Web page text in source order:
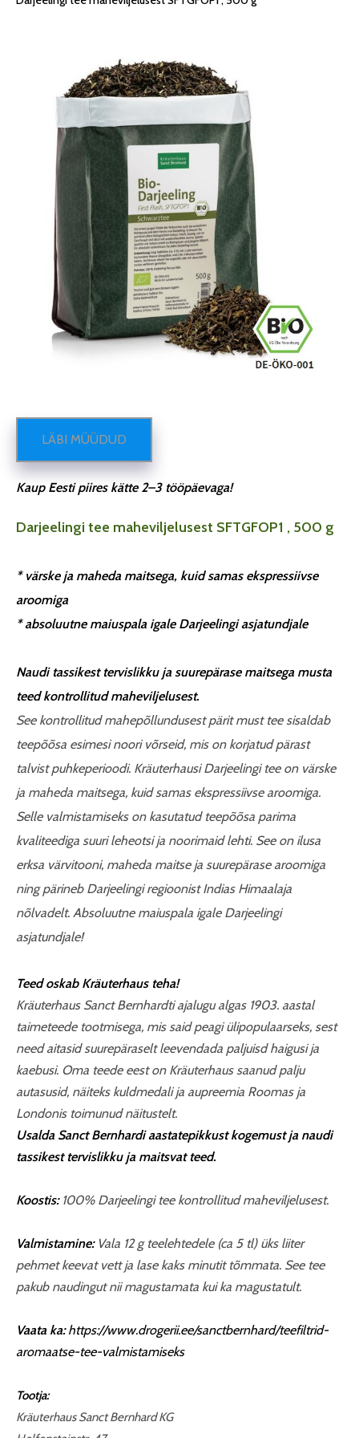
LÄBI MÜÜDUD
Kaup Eesti piires kätte 2–3 tööpäevaga!
Darjeelingi tee maheviljelusest SFTGFOP1 , 500 g
* värske ja maheda maitsega, kuid samas ekspressiivse
aroomiga
* absoluutne maiuspala igale Darjeelingi asjatundjale
Naudi tassikest tervislikku ja suurepärase maitsega musta
teed kontrollitud maheviljelusest.
See kontrollitud mahepõllundusest pärit must tee sisaldab
teepõõsa esimesi noori võrseid, mis on korjatud pärast
talvist puhkeperioodi. Kräuterhausi Darjeelingi tee on värske
ja maheda maitsega, kuid samas ekspressiivse aroomiga.
Selle valmistamiseks on kasutatud teepõõsa parima
kvaliteediga suuri leheotsi ja noorimaid lehti. See on ilusa
erksa värvitooni, maheda maitse ja suurepärase aroomiga
ning pärineb Darjeelingi regioonist Indias Himaalaja
nõlvadelt. Absoluutne maiuspala igale Darjeelingi
asjatundjale!
Teed oskab Kräuterhaus teha!
Kräuterhaus Sanct Bernhardti ajalugu algas 1903. aastal
taimeteede tootmisega, mis said peagi ülipopulaarseks, sest
need aitasid suurepäraselt leevendada paljuisd haigusi ja
kaebusi. Oma teede eest on Kräuterhaus saanud palju
autasusid, näiteks kuldmedali ja aupreemia Roomas ja
Londonis toimunud näitustelt.
Usalda Sanct Bernhardi aastatepikkust kogemust ja naudi
tassikest tervislikku ja maitsvat teed.
Koostis: 100% Darjeelingi tee kontrollitud maheviljelusest.
Valmistamine: Vala 12 g teelehtedele (ca 5 tl) üks liiter
pehmet keevat vett ja lase kaks minutit tõmmata. See tee
pakub naudingut nii magustamata kui ka magustatult.
Vaata ka: https://www.drogerii.ee/sanctbernhard/teefiltrid-
aromaatse-tee-valmistamiseks
Tootja:
Kräuterhaus Sanct Bernhard KG